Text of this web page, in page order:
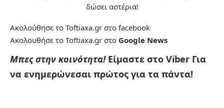
δώσει αστέρια!
Ακολούθησε το Toftiaxa.gr στο facebook
Ακολουθήσε το Toftiaxa.gr στο Google News
Μπες στην κοινότητα! Είμαστε στο Viber Για
να ενημερώνεσαι πρώτος για τα πάντα!